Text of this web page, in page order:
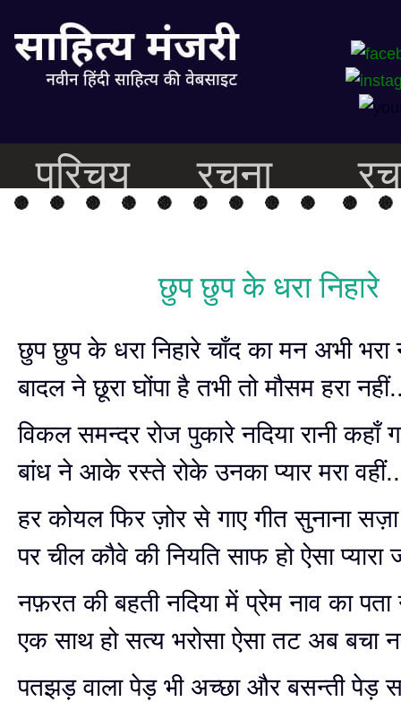
परिचय रचना
छुप छुप के धरा निहारे
छुप छुप के धरा निहारे चाँद का मन अभी भरा
बादल ने छूरा घोंपा है तभी तो मौसम हरा
विकल समन्दर रोज पुकारे नदिया रानी कहाँ
बांध ने आके रस्ते रोके उनका प्यार मरा
हर कोयल फिर ज़ोर से गाए गीत सुनाना
पर चील कौवे की नियति साफ हो ऐसा प्यारा
नफ़रत की बहती नदिया में प्रेम नाव का पता
एक साथ हो सत्य भरोसा ऐसा तट अब बचा
पतझड़ वाला पेड़ भी अच्छा और बसन्ती पेड़